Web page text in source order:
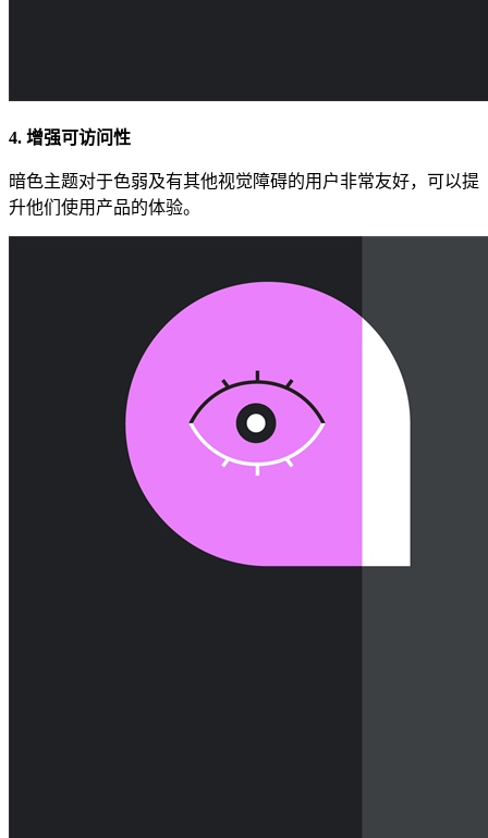
4. 增强可访问性
暗色主题对于色弱及有其他视觉障碍的用户非常友好，可以提
升他们使用产品的体验。